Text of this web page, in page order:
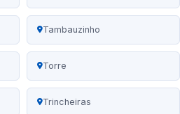
Tambauzinho
Torre
Trincheiras